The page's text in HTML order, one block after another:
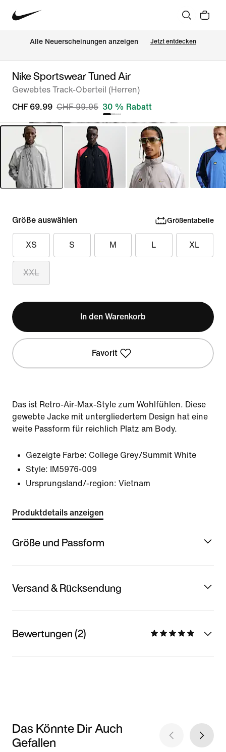
Alle Neuerscheinungen anzeigen Jetzt entdecken
Nike Sportswear Tuned Air
Gewebtes Track-Oberteil (Herren)
CHF 69.99 CHF 99.95 30 % Rabatt
Größe auswählen Größentabelle
XS S M L XL
XXL
In den Warenkorb
Favorit
Das ist Retro-Air-Max-Style zum Wohlfühlen. Diese
gewebte Jacke mit untergliedertem Design hat eine
weite Passform für reichlich Platz am Body.
Gezeigte Farbe: College Grey/Summit White
Style:
IM5976-009
Ursprungsland/-region: Vietnam
Produktdetails anzeigen
Größe und Passform
Versand & Rücksendung
Bewertungen (2)
Das Könnte Dir Auch
Gefallen